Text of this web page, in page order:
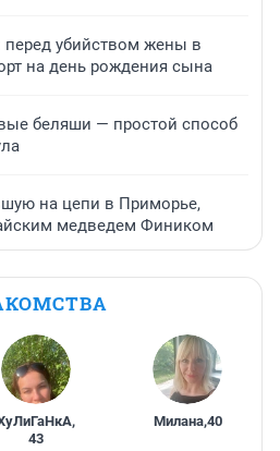
перед убийством жены в
на день рождения сына
беляши — простой способ
на цепи в Приморье,
медведем Фиником
,
43
Милана,40